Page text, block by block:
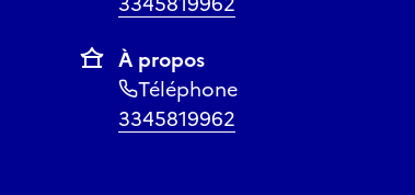
À propos
Téléphone
3345819962